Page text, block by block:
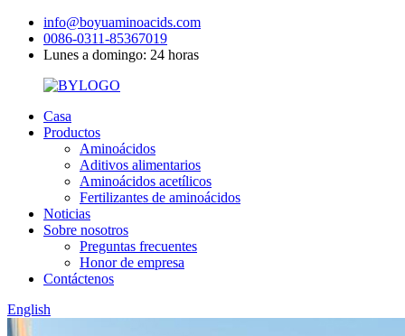
info@boyuaminoacids.com
0086-0311-85367019
Lunes a domingo: 24 horas
Casa
Productos
Aminoácidos
Aditivos alimentarios
Aminoácidos acetílicos
Fertilizantes de aminoácidos
Noticias
Sobre nosotros
Preguntas frecuentes
Honor de empresa
Contáctenos
English